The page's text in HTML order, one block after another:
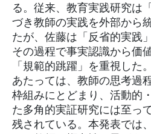
る。従来、教育実践研究は
づき教師の実践を外部から
たが、佐藤は「反省的実践
その過程で事実認識から価
「規範的跳躍」を重視した
あたっては、教師の思考過
枠組みにとどまり、活動的
た多角的実証研究には至っ
残されている。本発表では